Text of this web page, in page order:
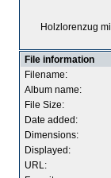
Holzlorenzug
File information
Filename:
Album name:
File Size:
Date added:
Dimensions:
Displayed:
URL: